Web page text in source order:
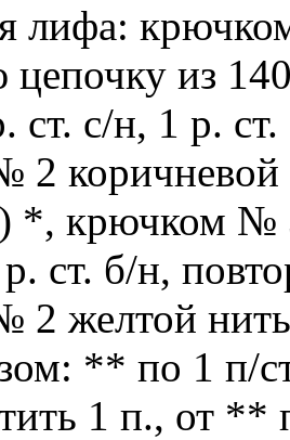
лифа:
цепочку из
ст. с/н, 1 р.
коричневой
*, крючком №
ст. б/н,
желтой
** по 1 п/
1 п., от **